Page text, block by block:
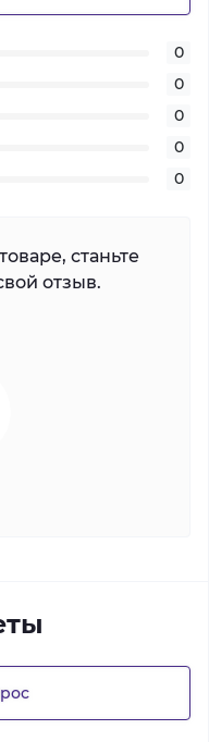
0
0
0
0
0
станьте
отзыв.